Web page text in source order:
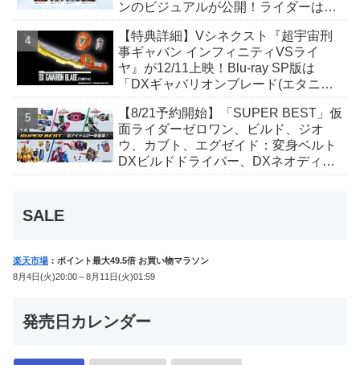
ンのビジュアルが公開！ライダーは子
【特典詳細】Vシネクスト『超宇宙刑
事ギャバン インフィニティVSライ
ヤ』が12/11上映！Blu-ray SP版は
「DXギャバリオンブレード(エタニテ
か豪華特典付き！
【8/21予約開始】「SUPER BEST」仮
面ライダーゼロワン、ビルド、ジオ
ウ、カブト、エグゼイド：変身ベルト
DXビルドドライバー、DXネオディケ
SALE
楽天市場 ：ポイント最大49.5倍 お買い物マラソン
8月4日(火)20:00～8月11日(火)01:59
発売日カレンダー